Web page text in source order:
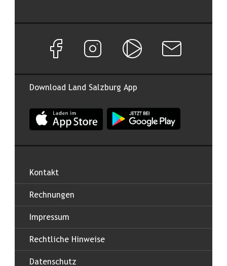
Download Land Salzburg App
App Land Salzburg im Apple App Store
App Land Salzburg im
Facebook Seite von Land Salzburg
Instagram Seite von Land Salzburg
Salzburg ONNewsletter
Kontakt
Rechnungen
Impressum
Rechtliche Hinweise
Datenschutz